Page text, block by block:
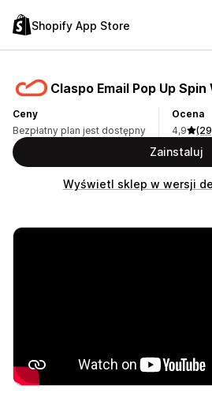
Shopify App Store
Claspo Email Pop Up Spin
Ceny
Bezpłatny plan jest dostępny
Ocena
4,9
Zainstaluj
Wyświetl sklep w wersji